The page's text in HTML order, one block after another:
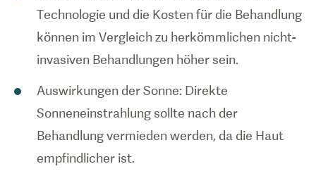
Technologie und die Kosten für die Behandlung
können im Vergleich zu herkömmlichen nicht-
invasiven Behandlungen höher sein.
Auswirkungen der Sonne: Direkte
Sonneneinstrahlung sollte nach der
Behandlung vermieden werden, da die Haut
empfindlicher ist.